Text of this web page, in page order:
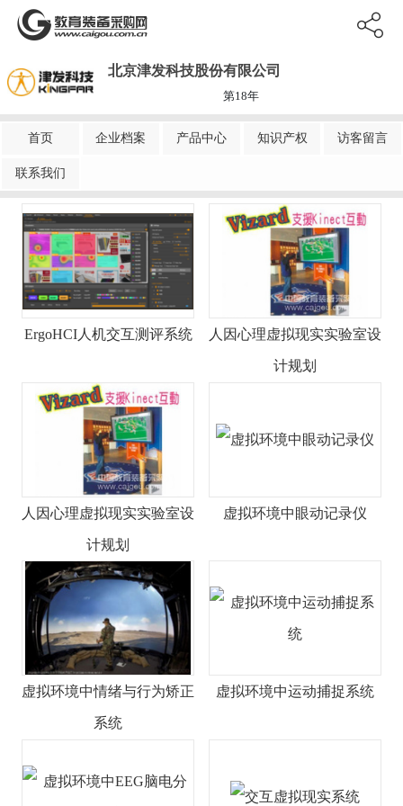
北京津发科技股份有限公司
第18年
首页 企业档案 产品中心 知识产权 访客留言
联系我们
ErgoHCI人机交互测评系统 人因心理虚拟现实实验室设
计规划
人因心理虚拟现实实验室设
计规划
虚拟环境中眼动记录仪
虚拟环境中情绪与行为矫正
系统
虚拟环境中运动捕捉系统